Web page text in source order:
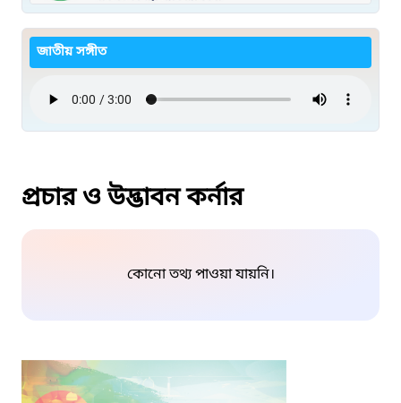
জাতীয় সঙ্গীত
প্রচার ও উদ্ভাবন কর্নার
কোনো তথ্য পাওয়া যায়নি।